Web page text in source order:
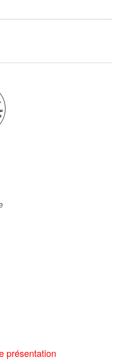
présentation